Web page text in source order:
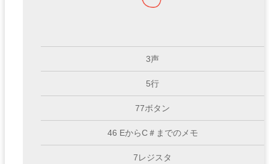
3声
5行
77ボタン
46 EからC＃までのメモ
7レジスタ